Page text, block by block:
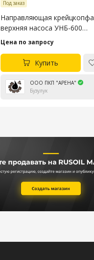
Под заказ
Направляющая крейцкопфа
верхняя насоса УНБ-600
4045.53.106-4
Цена по запросу
Купить
ООО ПКП "АРЕНА"
Бузулук